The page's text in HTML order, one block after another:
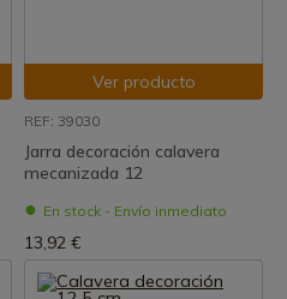
Ver producto
REF: 39030
Jarra decoración calavera
mecanizada 12
En stock - Envío inmediato
13,92 €